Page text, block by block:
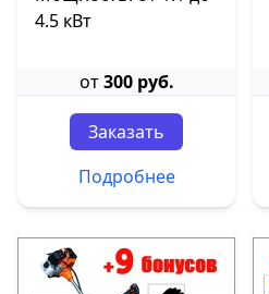
4.5 кВт
от300 руб.
Заказать
Подробнее